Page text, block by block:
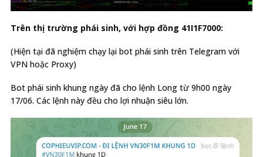
Trên thị trường phái sinh, với hợp đồng 41I1F7000:
(Hiện tại đã nghiệm chạy lại bot phái sinh trên Telegram với
VPN hoặc Proxy)
Bot phái sinh khung ngày đã cho lệnh Long từ 9h00 ngày
17/06. Các lệnh này đều cho lợi nhuận siêu lớn.